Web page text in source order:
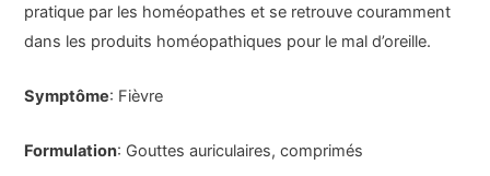
pratique par les homéopathes et se retrouve couramment
dans les produits homéopathiques pour le mal d’oreille.
Symptôme: Fièvre
Formulation: Gouttes auriculaires, comprimés